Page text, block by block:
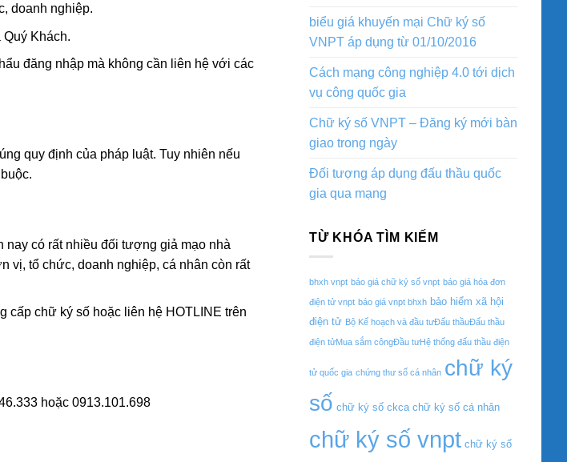
doanh nghiệp.
Khách.
đăng nhập mà không cần liên hệ với các
quy định của pháp luật. Tuy nhiên nếu
có rất nhiều đối tượng giả mạo nhà
vị, tổ chức, doanh nghiệp, cá nhân còn rất
cấp chữ ký số hoặc liên hệ HOTLINE trên
hoặc 0913.101.698
biểu giá khuyến mại Chữ ký số
VNPT áp dụng từ 01/10/2016
Cách mạng công nghiệp 4.0 tới dịch
vụ công quốc gia
Chữ ký số VNPT – Đăng ký mới bàn
giao trong ngày
Đối tượng áp dụng đấu thầu quốc
gia qua mạng
TỪ KHÓA TÌM KIẾM
bhxh vnpt báo giá chữ ký số vnpt báo giá hóa đơn
điện tử vnpt báo giá vnpt bhxh bảo hiểm xã hội
điện tử Bộ Kế hoạch và đầu tưĐấu thầuĐấu thầu
điện tửMua sắm côngĐầu tưHệ thống đấu thầu điện
tử quốc gia chứng thư số cá nhân chữ ký
số chữ ký số ckca chữ ký số cá nhân
chữ ký số vnpt chữ ký số